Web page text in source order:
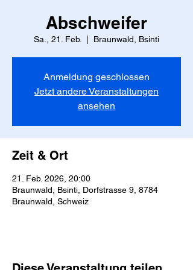
Abschweifer
Sa., 21. Feb. Braunwald, Bsinti
Anmeldung geschlossen
Jetzt andere Veranstaltungen
ansehen
Zeit & Ort
21. Feb. 2026, 20:00
Braunwald, Bsinti, Dorfstrasse 9, 8784
Braunwald, Schweiz